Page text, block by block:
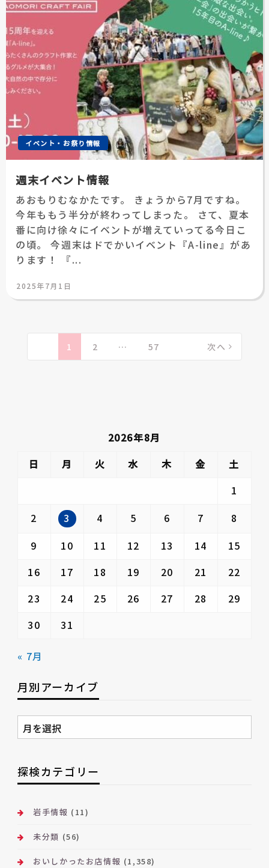
イベント・お祭り情報
週末イベント情報
あおもりむなかたです。 きょうから7月ですね。
今年ももう半分が終わってしまった。 さて、夏本
番に向け徐々にイベントが増えていってる今日こ
の頃。 今週末はドでかいイベント『A-line』があ
ります！ 『...
投
日:
2025年7月1日
投
の
1 2 … 57 次へ
2026年8月
日
月 火 水 木 金
土
1
2
3 4 5 6 7
8
9
10 11 12 13 14
15
16
17 18 19 20 21
22
23
24 25 26 27 28
29
30
31
« 7月
月別アーカイブ
月
別
ー
カ
ブ
探検カテゴリー
岩手情報 (11)
未分類 (56)
おいしかったお店情報 (1,358)